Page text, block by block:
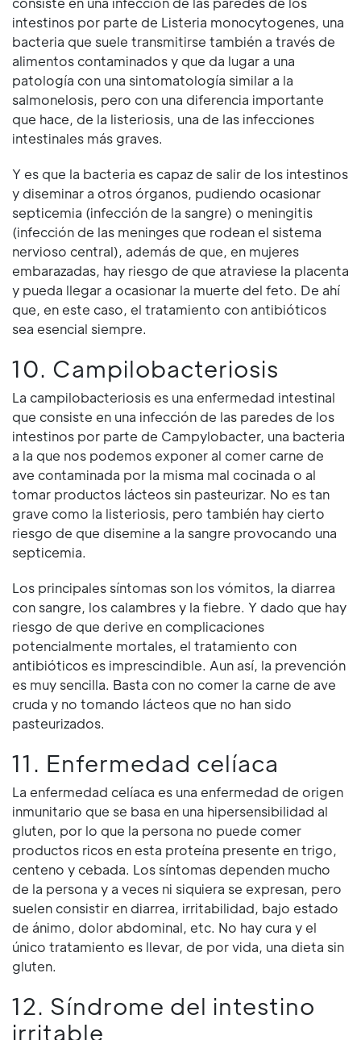
intestinos por parte de Listeria monocytogenes, una
bacteria que suele transmitirse también a través de
alimentos contaminados y que da lugar a una
patología con una sintomatología similar a la
salmonelosis, pero con una diferencia importante
que hace, de la listeriosis, una de las infecciones
intestinales más graves.
Y es que la bacteria es capaz de salir de los intestinos
y diseminar a otros órganos, pudiendo ocasionar
septicemia (infección de la sangre) o meningitis
(infección de las meninges que rodean el sistema
nervioso central), además de que, en mujeres
embarazadas, hay riesgo de que atraviese la placenta
y pueda llegar a ocasionar la muerte del feto. De ahí
que, en este caso, el tratamiento con antibióticos
sea esencial siempre.
10. Campilobacteriosis
La campilobacteriosis es una enfermedad intestinal
que consiste en una infección de las paredes de los
intestinos por parte de Campylobacter, una bacteria
a la que nos podemos exponer al comer carne de
ave contaminada por la misma mal cocinada o al
tomar productos lácteos sin pasteurizar. No es tan
grave como la listeriosis, pero también hay cierto
riesgo de que disemine a la sangre provocando una
septicemia.
Los principales síntomas son los vómitos, la diarrea
con sangre, los calambres y la fiebre. Y dado que hay
riesgo de que derive en complicaciones
potencialmente mortales, el tratamiento con
antibióticos es imprescindible. Aun así, la prevención
es muy sencilla. Basta con no comer la carne de ave
cruda y no tomando lácteos que no han sido
pasteurizados.
11. Enfermedad celíaca
La enfermedad celíaca es una enfermedad de origen
inmunitario que se basa en una hipersensibilidad al
gluten, por lo que la persona no puede comer
productos ricos en esta proteína presente en trigo,
centeno y cebada. Los síntomas dependen mucho
de la persona y a veces ni siquiera se expresan, pero
suelen consistir en diarrea, irritabilidad, bajo estado
de ánimo, dolor abdominal, etc. No hay cura y el
único tratamiento es llevar, de por vida, una dieta sin
gluten.
12. Síndrome del intestino
irritable